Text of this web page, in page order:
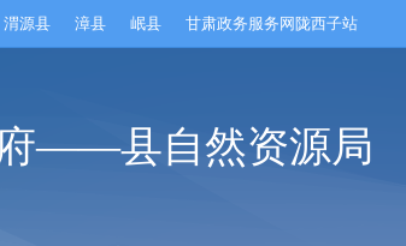
渭源县 漳县 岷县 甘肃政务服务网陇西子站
——县自然资源局